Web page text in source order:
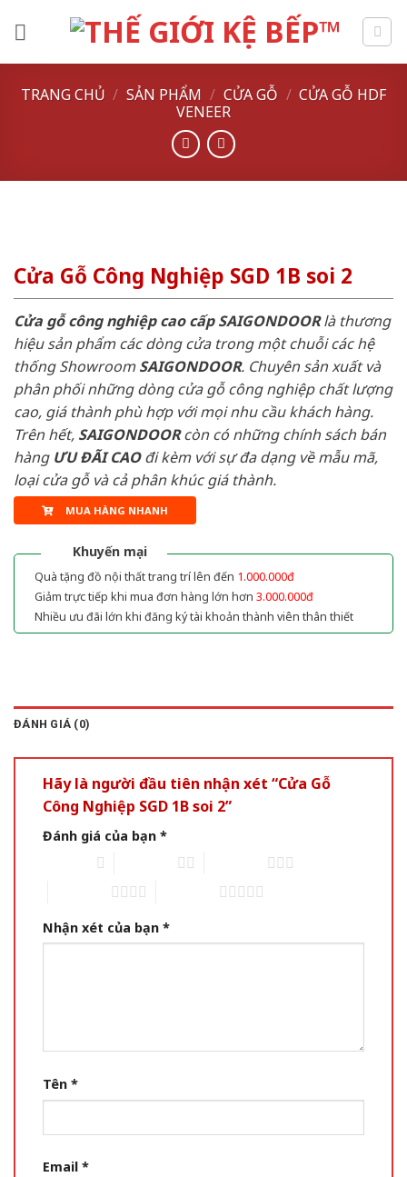
TRANG CHỦ / SẢN PHẨM / CỬA GỖ / CỬA GỖ HDF
VENEER
Cửa Gỗ Công Nghiệp SGD 1B soi 2
Cửa gỗ công nghiệp cao cấp SAIGONDOORlà thương
hiệu sản phẩm các dòng cửa trong một chuỗi các hệ
thống ShowroomSAIGONDOOR. Chuyên sản xuất và
phân phối những dòng cửa gỗ công nghiệp chất lượng
cao, giá thành phù hợp với mọi nhu cầu khách hàng.
Trên hết, SAIGONDOORcòn có những chính sách bán
hàng ƯU ĐÃI CAOđi kèm với sự đa dạng về mẫu mã,
loại cửa gỗ và cả phân khúc giá thành.
MUA HÀNG NHANH
Khuyến mại
Quà tặng đồ nội thất trang trí lên đến 1.000.000đ
Giảm trực tiếp khi mua đơn hàng lớn hơn 3.000.000đ
Nhiều ưu đãi lớn khi đăng ký tài khoản thành viên thân thiết
ĐÁNH GIÁ (0)
Hãy là người đầu tiên nhận xét “Cửa Gỗ
Công Nghiệp SGD 1B soi 2”
Đánh giá của bạn *
Nhận xét của bạn *
Tên *
Email *